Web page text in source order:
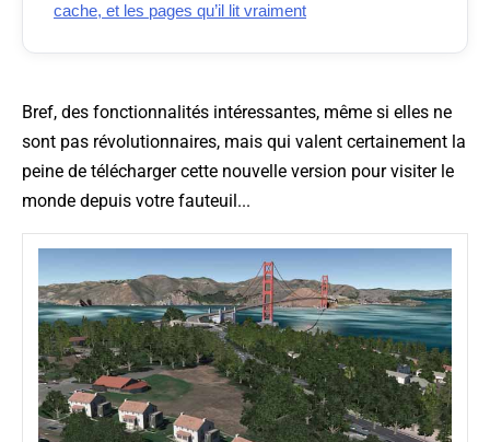
cache, et les pages qu’il lit vraiment
Bref, des fonctionnalités intéressantes, même si elles ne
sont pas révolutionnaires, mais qui valent certainement la
peine de télécharger cette nouvelle version pour visiter le
monde depuis votre fauteuil...